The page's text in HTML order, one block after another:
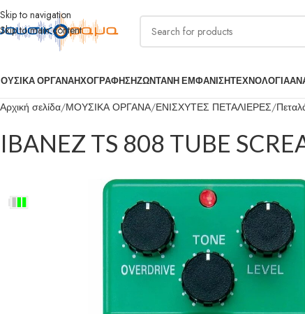
Skip to navigation
Skip to main content
ΟΡΓΑΝΑΗΧΟΓΡΑΦΗΣΗΖΩΝΤΑΝΗ ΕΜΦΑΝΙΣΗΤΕΧΝΟΛΟΓΙΑ
Αρχική σελίδα ΜΟΥΣΙΚΑ ΟΡΓΑΝΑ ΕΝΙΣΧΥΤΕΣ ΠΕΤΑΛΙΕΡΕΣ
IBANEZ TS 808 TUBE